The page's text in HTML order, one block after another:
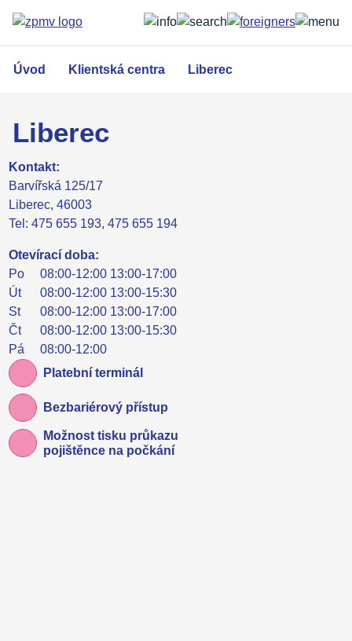
obsahu
Úvod Klientská centra Liberec
Liberec
Kontakt:
Barvířská 125/17
Liberec, 46003
Tel: 475 655 193, 475 655 194
Otevírací doba:
Po
08:00-12:00 13:00-17:00
Út
08:00-12:00 13:00-15:30
St
08:00-12:00 13:00-17:00
Čt
08:00-12:00 13:00-15:30
Pá
08:00-12:00
Platební terminál
Bezbariérový přístup
Možnost tisku průkazu
pojištěnce na počkání